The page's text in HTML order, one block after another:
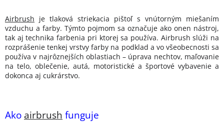
Airbrush je tlaková striekacia pištoľ s vnútorným miešaním
vzduchu a farby. Týmto pojmom sa označuje ako onen nástroj,
tak aj technika farbenia pri ktorej sa používa. Airbrush slúži na
rozprášenie tenkej vrstvy farby na podklad a vo všeobecnosti sa
používa v najrôznejších oblastiach – úprava nechtov, maľovanie
na telo, oblečenie, autá, motoristické a športové vybavenie a
dokonca aj cukrárstvo.
Ako airbrush funguje